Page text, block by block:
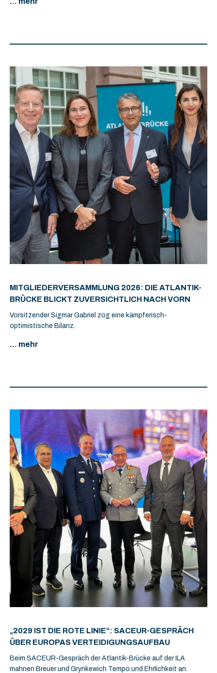
MITGLIEDERVERSAMMLUNG 2026: DIE ATLANTIK-
BRÜCKE BLICKT ZUVERSICHTLICH NACH VORN
Vorsitzender Sigmar Gabriel zog eine kämpferisch-
optimistische Bilanz.
... mehr
„2029 IST DIE ROTE LINIE“: SACEUR-GESPRÄCH
ÜBER EUROPAS VERTEIDIGUNGSAUFBAU
Beim SACEUR-Gespräch der Atlantik-Brücke auf der ILA
mahnen Breuer und Grynkewich Tempo und Ehrlichkeit an.